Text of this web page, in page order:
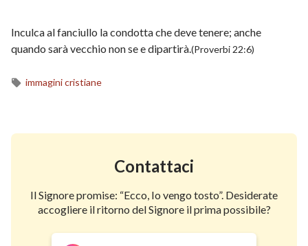
Inculca al fanciullo la condotta che deve tenere; anche
quando sarà vecchio non se e dipartirà.(Proverbi 22:6)
immagini cristiane
Contattaci
Il Signore promise: “Ecco, Io vengo tosto”. Desiderate
accogliere il ritorno del Signore il prima possibile?